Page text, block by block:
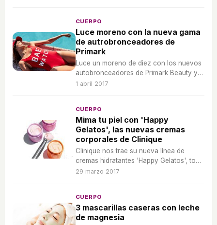
CUERPO
Luce moreno con la nueva gama
de autrobronceadores de
Primark
Luce un moreno de diez con los nuevos
autobronceadores de Primark Beauty y
aprende a parecer que está muy, muy
1 abril 2017
CUERPO
Mima tu piel con 'Happy
Gelatos', las nuevas cremas
corporales de Clinique
Clinique nos trae su nueva línea de
cremas hidratantes 'Happy Gelatos', todo
un capricho para mimar nuestra piel que
29 marzo 2017
CUERPO
3 mascarillas caseras con leche
de magnesia